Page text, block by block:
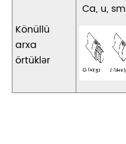
Könüllü
arxa
örtüklər
Ca, u, sm